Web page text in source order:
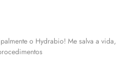
o Hydrabio! Me salva a vida,